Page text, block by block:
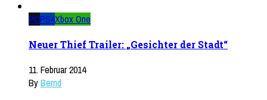
PCPS4Xbox One
Neuer Thief Trailer: „Gesichter der Stadt“
11. Februar 2014
ByBernd